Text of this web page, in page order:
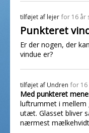
tilføjet af lejer for 16 år
Punkteret
Er der nogen, der
vindue er?
tilføjet af Undren for 16
Med punkteret
luftrummet i mellem
utæt. Glasset bliver
nærmest